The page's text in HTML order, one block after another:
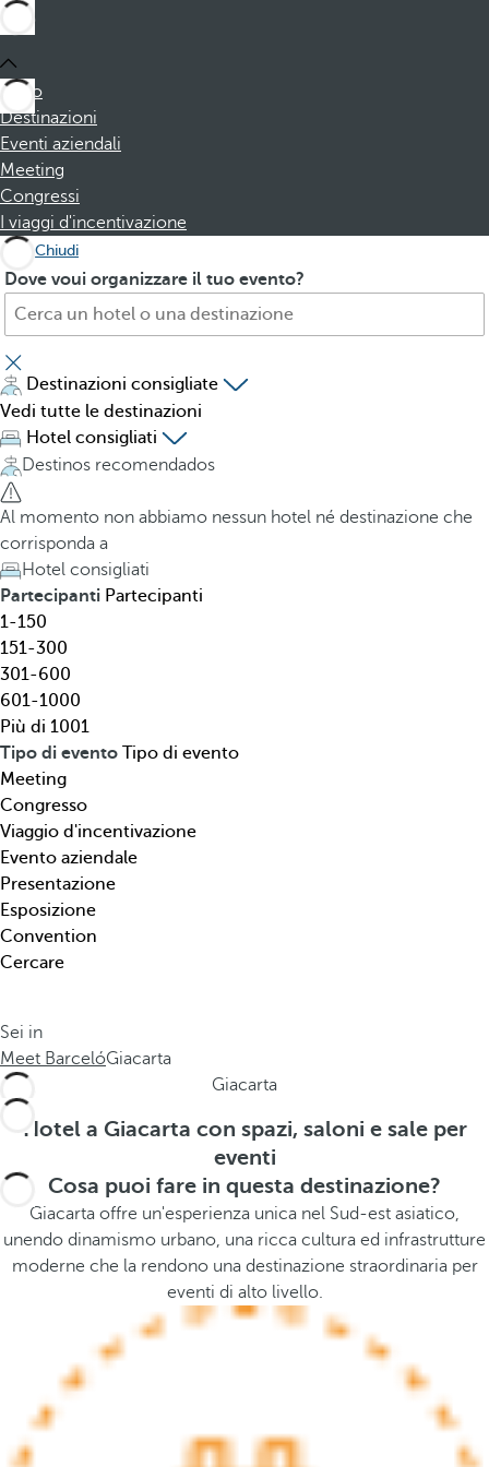
Inizio
Destinazioni
Eventi aziendali
Meeting
Congressi
I viaggi d'incentivazione
Chiudi
Dove voui organizzare il tuo evento?
C
r
c
a
h
o
t
e
l
,
d
e
s
t
i
n
a
z
i
o
n
e
,
t
i
p
o
g
P
e
s
s
i
n
g
t
h
e
d
o
w
n
a
r
r
o
w
k
e
y
o
p
e
n
h
e
u
n
o
Destinazioni consigliate
Vedi tutte le destinazioni
Hotel consigliati
Destinos recomendados
Al momento non abbiamo nessun hotel né destinazione che
corrisponda a
Hotel consigliati
Partecipanti Partecipanti
1-150
151-300
301-600
601-1000
Più di 1001
Tipo di evento Tipo di evento
Meeting
Congresso
Viaggio d'incentivazione
Evento aziendale
Presentazione
Esposizione
Convention
Cercare
Sei in
Meet BarcelóGiacarta
Giacarta
Hotel a Giacarta con spazi, saloni e sale per
eventi
Cosa puoi fare in questa destinazione?
Giacarta offre un'esperienza unica nel Sud-est asiatico,
unendo dinamismo urbano, una ricca cultura ed infrastrutture
moderne che la rendono una destinazione straordinaria per
eventi di alto livello.